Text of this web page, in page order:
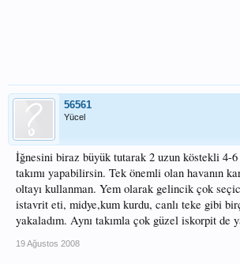
56561
Yücel
İğnesini biraz büyük tutarak 2 uzun köstekli 4-
takımı yapabilirsin. Tek önemli olan havanın
oltayı kullanman. Yem olarak gelincik çok
istavrit eti, midye,kum kurdu, canlı teke gibi
yakaladım. Aynı takımla çok güzel iskorpit de
19 Ağustos 2008